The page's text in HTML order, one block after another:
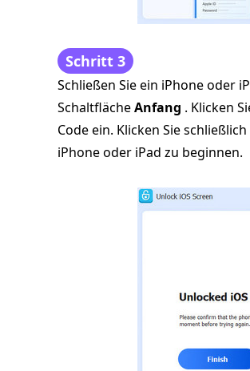
Schritt 3
Schließen Sie ein iPhone oder
SchaltflächeAnfang . Klicken
Code ein. Klicken Sie
iPhone oder iPad zu beginnen.